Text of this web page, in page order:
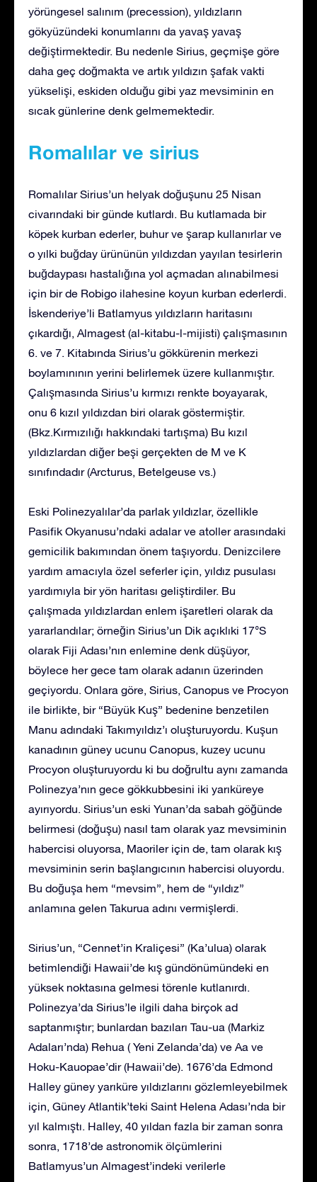
yörüngesel salınım (precession), yıldızların
gökyüzündeki konumlarını da yavaş yavaş
değiştirmektedir. Bu nedenle Sirius, geçmişe göre
daha geç doğmakta ve artık yıldızın şafak vakti
yükselişi, eskiden olduğu gibi yaz mevsiminin en
sıcak günlerine denk gelmemektedir.
Romalılar ve sirius
Romalılar Sirius’un helyak doğuşunu 25 Nisan
civarındaki bir günde kutlardı. Bu kutlamada bir
köpek kurban ederler, buhur ve şarap kullanırlar ve
o yılki buğday ürününün yıldızdan yayılan tesirlerin
buğdaypası hastalığına yol açmadan alınabilmesi
için bir de Robigo ilahesine koyun kurban ederlerdi.
İskenderiye’li Batlamyus yıldızların haritasını
çıkardığı, Almagest (al-kitabu-l-mijisti) çalışmasının
6. ve 7. Kitabında Sirius’u gökkürenin merkezi
boylamınının yerini belirlemek üzere kullanmıştır.
Çalışmasında Sirius’u kırmızı renkte boyayarak,
onu 6 kızıl yıldızdan biri olarak göstermiştir.
(Bkz.Kırmızılığı hakkındaki tartışma) Bu kızıl
yıldızlardan diğer beşi gerçekten de M ve K
sınıfındadır (Arcturus, Betelgeuse vs.)
Eski Polinezyalılar’da parlak yıldızlar, özellikle
Pasifik Okyanusu’ndaki adalar ve atoller arasındaki
gemicilik bakımından önem taşıyordu. Denizcilere
yardım amacıyla özel seferler için, yıldız pusulası
yardımıyla bir yön haritası geliştirdiler. Bu
çalışmada yıldızlardan enlem işaretleri olarak da
yararlandılar; örneğin Sirius’un Dik açıklıki 17°S
olarak Fiji Adası’nın enlemine denk düşüyor,
böylece her gece tam olarak adanın üzerinden
geçiyordu. Onlara göre, Sirius, Canopus ve Procyon
ile birlikte, bir “Büyük Kuş” bedenine benzetilen
Manu adındaki Takımyıldız’ı oluşturuyordu. Kuşun
kanadının güney ucunu Canopus, kuzey ucunu
Procyon oluşturuyordu ki bu doğrultu aynı zamanda
Polinezya’nın gece gökkubbesini iki yarıküreye
ayırıyordu. Sirius’un eski Yunan’da sabah göğünde
belirmesi (doğuşu) nasıl tam olarak yaz mevsiminin
habercisi oluyorsa, Maoriler için de, tam olarak kış
mevsiminin serin başlangıcının habercisi oluyordu.
Bu doğuşa hem “mevsim”, hem de “yıldız”
anlamına gelen Takurua adını vermişlerdi.
Sirius’un, “Cennet’in Kraliçesi” (Ka’ulua) olarak
betimlendiği Hawaii’de kış gündönümündeki en
yüksek noktasına gelmesi törenle kutlanırdı.
Polinezya’da Sirius’le ilgili daha birçok ad
saptanmıştır; bunlardan bazıları Tau-ua (Markiz
Adaları’nda) Rehua ( Yeni Zelanda’da) ve Aa ve
Hoku-Kauopae’dir (Hawaii’de). 1676’da Edmond
Halley güney yarıküre yıldızlarını gözlemleyebilmek
için, Güney Atlantik’teki Saint Helena Adası’nda bir
yıl kalmıştı. Halley, 40 yıldan fazla bir zaman sonra
sonra, 1718’de astronomik ölçümlerini
Batlamyus’un Almagest’indeki verilerle